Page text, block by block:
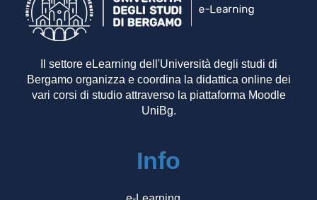
Il settore eLearning dell'Università degli studi di
Bergamo organizza e coordina la didattica online dei
vari corsi di studio attraverso la piattaforma Moodle
UniBg.
Info